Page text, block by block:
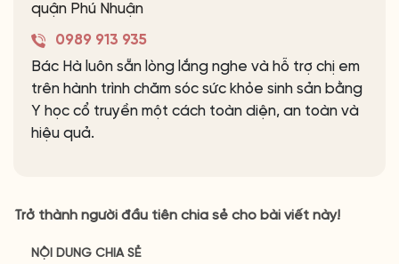
quận Phú Nhuận
0989 913 935
Bác Hà luôn sẵn lòng lắng nghe và hỗ trợ chị em
trên hành trình chăm sóc sức khỏe sinh sản bằng
Y học cổ truyền một cách toàn diện, an toàn và
hiệu quả.
Trở thành người đầu tiên chia sẻ cho bài viết này!
NỘI DUNG CHIA SẺ